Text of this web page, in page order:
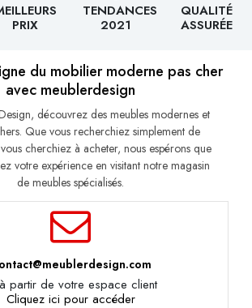
PRIX
TENDANCES
2021
QUALITÉ
ASSURÉE
du mobilier moderne pas cher
avec meublerdesign
découvrez des meubles modernes et
Que vous recherchiez simplement de
cherchiez à acheter, nous espérons que
votre expérience en visitant notre magasin
de meubles spécialisés.
partir de votre espace client
Cliquez ici pour accéder